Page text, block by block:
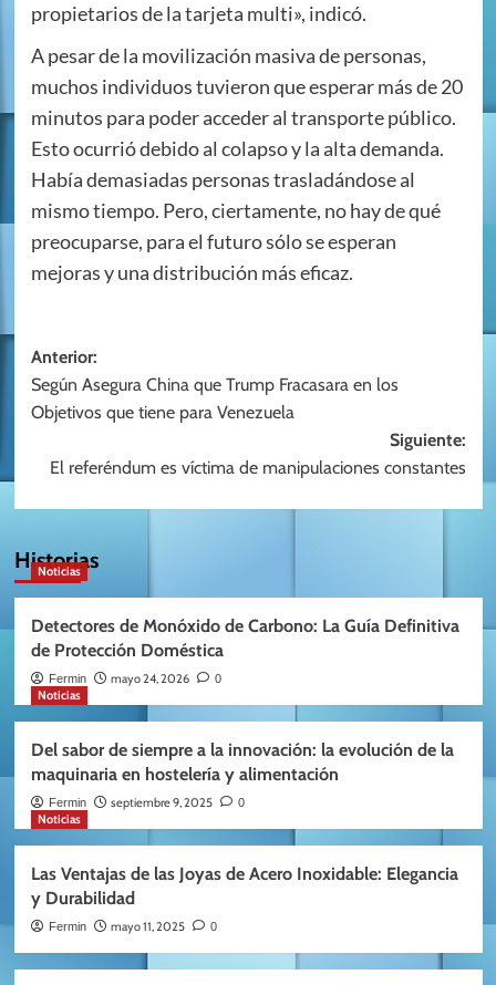
propietarios de la tarjeta multi», indicó.
A pesar de la movilización masiva de personas,
muchos individuos tuvieron que esperar más de 20
minutos para poder acceder al transporte público.
Esto ocurrió debido al colapso y la alta demanda.
Había demasiadas personas trasladándose al
mismo tiempo. Pero, ciertamente, no hay de qué
preocuparse, para el futuro sólo se esperan
mejoras y una distribución más eficaz.
Navegación
de
entradas
Anterior:
Según Asegura China que Trump Fracasara en los
Objetivos que tiene para Venezuela
Siguiente:
El referéndum es víctima de manipulaciones constantes
Historias
Noticias
Detectores de Monóxido de Carbono: La Guía Definitiva
de Protección Doméstica
Fermin mayo 24, 2026 0
Noticias
Del sabor de siempre a la innovación: la evolución de la
maquinaria en hostelería y alimentación
Fermin septiembre 9, 2025 0
Noticias
Las Ventajas de las Joyas de Acero Inoxidable: Elegancia
y Durabilidad
Fermin mayo 11, 2025 0